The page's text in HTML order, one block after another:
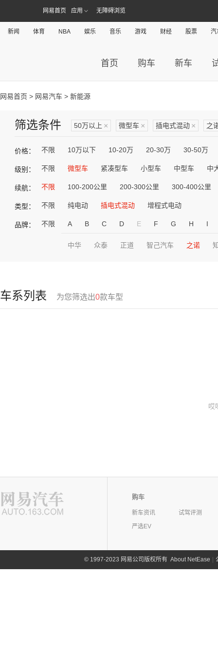
网易首页 应用 无障碍浏览
新闻 体育 NBA 娱乐 音乐 游戏 财经 股票 汽
首页 购车 新车
网易首页 > 网易汽车 > 新能源
筛选条件 50万以上 × 微型车 × 插电式混动 × 之
价格： 不限 10万以下 10-20万 20-30万 30-50万
级别： 不限 微型车 紧凑型车 小型车 中型车 中
续航： 不限 100-200公里 200-300公里 300-400公里
类型： 不限 纯电动 插电式混动 增程式电动
品牌： 不限 A B C D E F G H I
中华 众泰 正道 智己汽车 之诺
车系列表 为您筛选出0款车型
哎
购车
新车资讯
试驾评测
严选EV
©1997-2023 网易公司版权所有 About NetEase